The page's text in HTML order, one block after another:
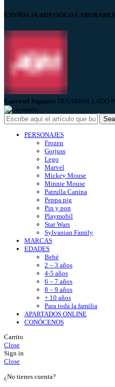
ENVÍOS 24/48H (SOLO
Carrusel Juguetes DESARROLLADO
PERSONAJES
Frozen
Gorjuss
Lego
Marvel
Mickey Mouse
Minnie Mouse
Patrulla Canina
Peppa pig
Pin y pon
Playmobil
Star Wars
Sylvanian Family
MARCAS
EDADES
Bebé
2 – 3 años
4-5 años
6 – 7 años
8 – 9 años
+ 10 años
Para toda la familia
APARTADOS ONLINE
CONÓCENOS
Carrito
Close
Sign in
Close
¿No tienes cuenta?